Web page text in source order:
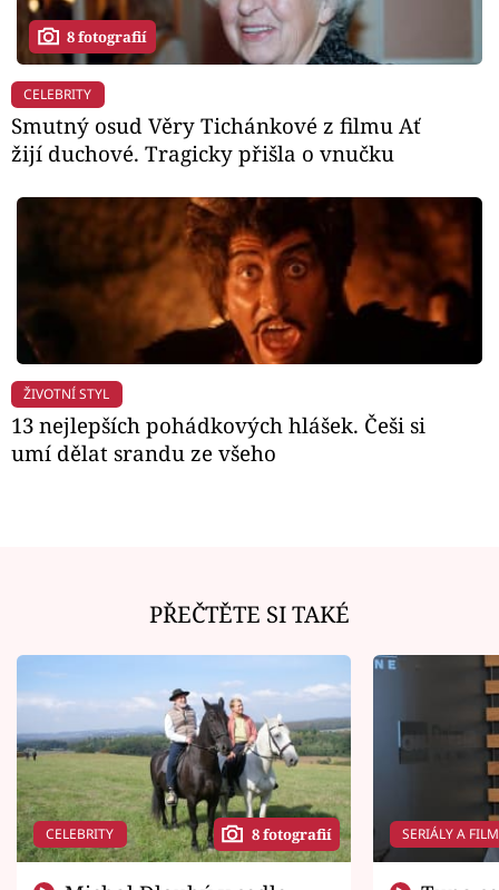
8 fotografií
CELEBRITY
Smutný osud Věry Tichánkové z filmu Ať
žijí duchové. Tragicky přišla o vnučku
ŽIVOTNÍ STYL
13 nejlepších pohádkových hlášek. Češi si
umí dělat srandu ze všeho
PŘEČTĚTE SI TAKÉ
CELEBRITY 8 fotografií SERIÁLY A